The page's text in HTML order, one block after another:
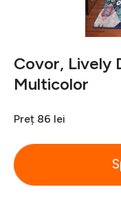
Covor, Lively
Multicolor
Preț 86 lei